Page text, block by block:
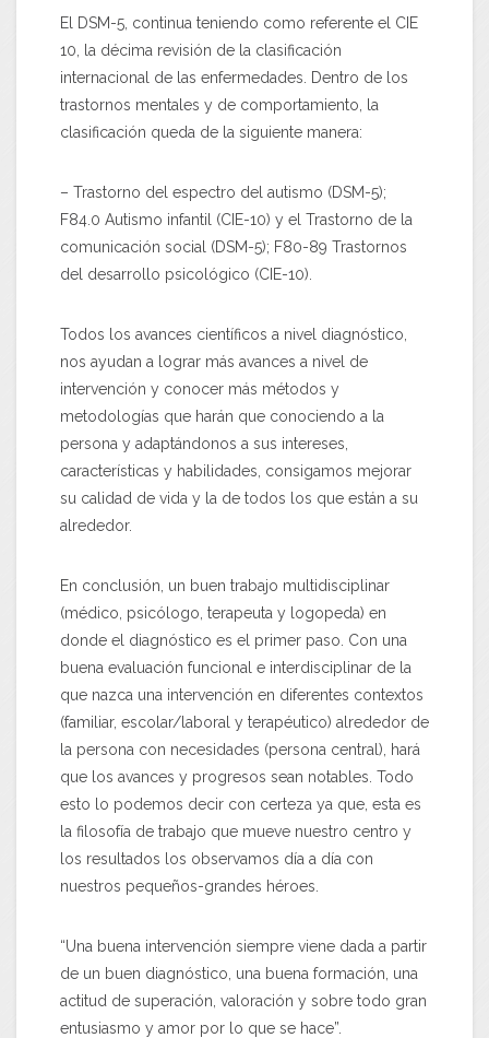
El DSM-5, continua teniendo como referente el CIE
10
la décima revisión de la clasificación
internacional de las enfermedades. Dentro de los
trastornos mentales y de comportamiento, la
clasificación queda de la siguiente manera:
– Trastorno del espectro del autismo (DSM-5);
F84.0 Autismo infantil (CIE-10) y el Trastorno de la
comunicación social (DSM-5); F80-89 Trastornos
del desarrollo psicológico (CIE-10).
Todos los avances científicos a nivel diagnóstico,
nos ayudan a lograr más avances a nivel de
intervención y conocer más métodos y
metodologías que harán que conociendo a la
persona y adaptándonos a sus intereses,
características y habilidades, consigamos mejorar
su calidad de vida y la de todos los que están a su
alrededor.
En conclusión, un buen trabajo multidisciplinar
(médico, psicólogo, terapeuta y logopeda) en
donde el diagnóstico es el primer paso. Con una
buena evaluación funcional e interdisciplinar de la
que nazca una intervención en diferentes contextos
(familiar, escolar/laboral y terapéutico) alrededor de
la persona con necesidades (persona central), hará
que los avances y progresos sean notables. Todo
esto lo podemos decir con certeza ya que, esta es
la filosofía de trabajo que mueve nuestro centro y
los resultados los observamos día a día con
nuestros pequeños-grandes héroes.
“Una buena intervención siempre viene dada a partir
de un buen diagnóstico, una buena formación, una
actitud de superación, valoración y sobre todo gran
entusiasmo y amor por lo que se hace”.